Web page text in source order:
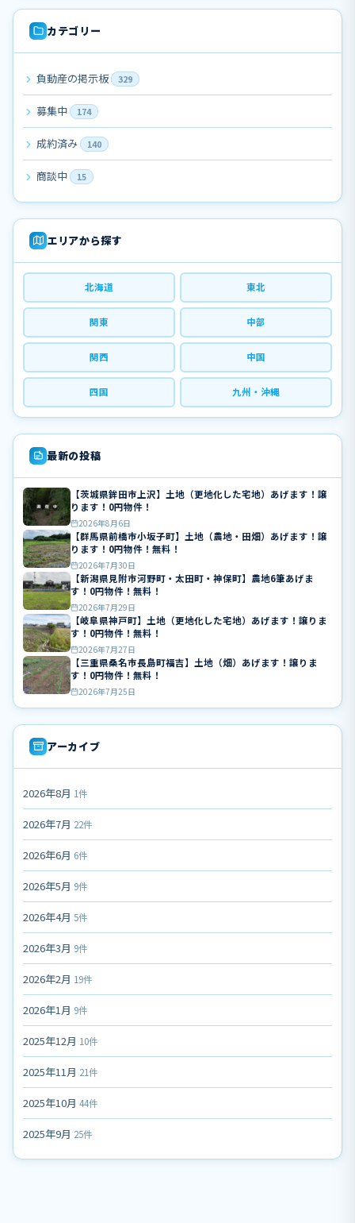
カテゴリー
負動産の掲示板 329
募集中 174
成約済み 140
商談中 15
エリアから探す
北海道 東北
関東 中部
関西 中国
四国 九州・沖縄
最新の投稿
【茨城県鉾田市上沢】土地（更地化した宅地）あげます！譲
ります！0円物件！
2026年8月6日
【群馬県前橋市小坂子町】土地（農地・田畑）あげます！譲
ります！0円物件！無料！
2026年7月30日
【新潟県見附市河野町・太田町・神保町】農地6筆あげま
す！0円物件！無料！
2026年7月29日
【岐阜県神戸町】土地（更地化した宅地）あげます！譲りま
す！0円物件！無料！
2026年7月27日
【三重県桑名市長島町福吉】土地（畑）あげます！譲りま
す！0円物件！無料！
2026年7月25日
アーカイブ
2026年8月 1件
2026年7月 22件
2026年6月 6件
2026年5月 9件
2026年4月 5件
2026年3月 9件
2026年2月 19件
2026年1月 9件
2025年12月 10件
2025年11月 21件
2025年10月 44件
2025年9月 25件